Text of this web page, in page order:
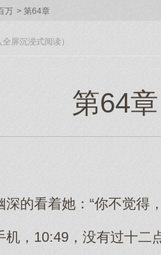
万 > 第64章
屏沉浸式阅读）
第64章
的看着她：“你不觉得
机，10:49，没有过十二